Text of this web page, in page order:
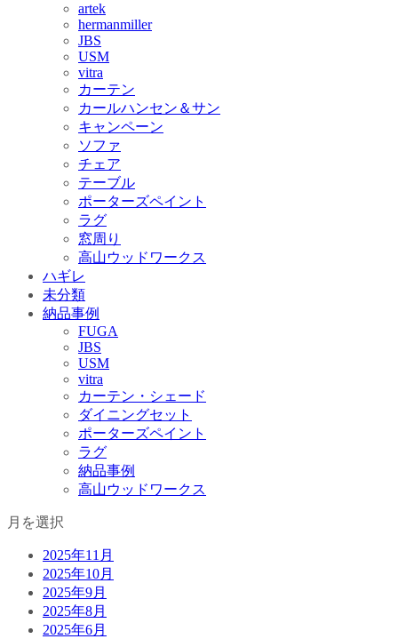
artek
hermanmiller
JBS
USM
vitra
カーテン
カールハンセン＆サン
キャンペーン
ソファ
チェア
テーブル
ポーターズペイント
ラグ
窓周り
高山ウッドワークス
ハギレ
未分類
納品事例
FUGA
JBS
USM
vitra
カーテン・シェード
ダイニングセット
ポーターズペイント
ラグ
納品事例
高山ウッドワークス
月を選択
2025年11月
2025年10月
2025年9月
2025年8月
2025年6月